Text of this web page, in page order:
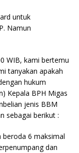
untuk
Namun
WIB, kami bertemu
tanyakan apakah
hukum
Kepala BPH Migas
jenis BBM
sebagai berikut :
6 maksimal
dan